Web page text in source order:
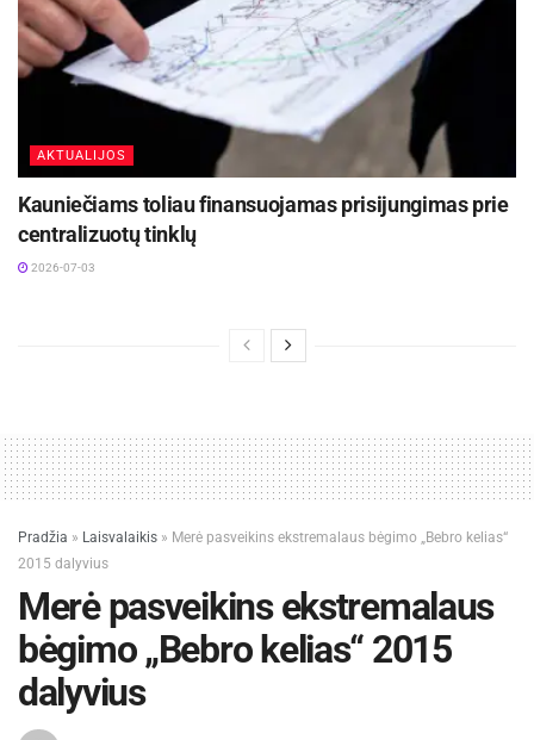
AKTUALIJOS
Kauniečiams toliau finansuojamas prisijungimas prie
centralizuotų tinklų
2026-07-03
Pradžia » Laisvalaikis » Merė pasveikins ekstremalaus bėgimo „Bebro kelias“
2015 dalyvius
Merė pasveikins ekstremalaus
bėgimo „Bebro kelias“ 2015
dalyvius